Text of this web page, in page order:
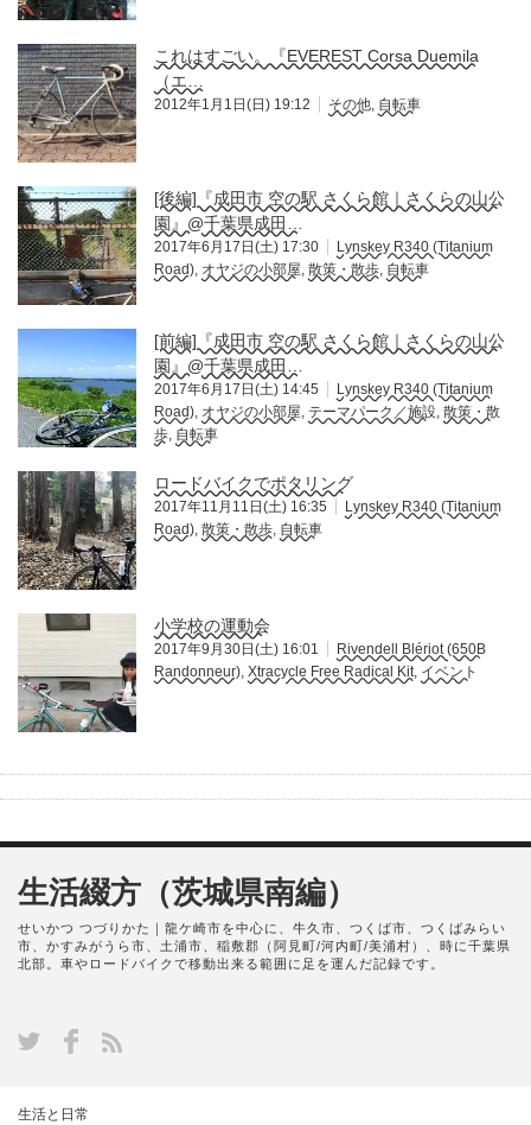
これはすごい。『EVEREST Corsa Duemila
（エ…
2012年1月1日(日) 19:12 その他 自転車
[後編]『成田市 空の駅 さくら館｜さくらの山公
園』@千葉県成田…
2017年6月17日(土) 17:30
Lynskey R340 (Titanium
Road) オヤジの小部屋 散策・散歩 自転車
[前編]『成田市 空の駅 さくら館｜さくらの山公
園』@千葉県成田…
2017年6月17日(土) 14:45
Lynskey R340 (Titanium
Road) オヤジの小部屋 テーマパーク／施設 散策・散
歩 自転車
ロードバイクでポタリング
2017年11月11日(土) 16:35
Lynskey R340 (Titanium
Road) 散策・散歩 自転車
小学校の運動会
2017年9月30日(土) 16:01
Rivendell Blériot (650B
Randonneur) Xtracycle Free Radical Kit イベント
生活綴方（茨城県南編）
せいかつ つづりかた｜龍ケ崎市を中心に、牛久市、つくば市、つくばみらい
市、かすみがうら市、土浦市、稲敷郡（阿見町/河内町/美浦村）、時に千葉県
北部。車やロードバイクで移動出来る範囲に足を運んだ記録です。
生活と日常